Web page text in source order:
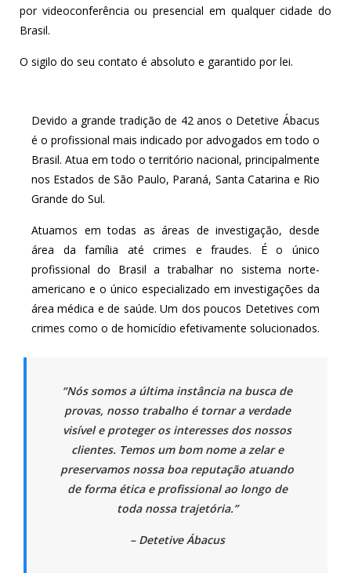
por videoconferência ou presencial em qualquer cidade do
Brasil.
O sigilo do seu contato é absoluto e garantido por lei.
Devido a grande tradição de 42 anos o Detetive Ábacus
é o profissional mais indicado por advogados em todo o
Brasil. Atua em todo o território nacional, principalmente
nos Estados de São Paulo, Paraná, Santa Catarina e Rio
Grande do Sul.
Atuamos em todas as áreas de investigação, desde
área da família até crimes e fraudes. É o único
profissional do Brasil a trabalhar no sistema norte-
americano e o único especializado em investigações da
área médica e de saúde. Um dos poucos Detetives com
crimes como o de homicídio efetivamente solucionados.
“Nós somos a última instância na busca de
provas, nosso trabalho é tornar a verdade
visível e proteger os interesses dos nossos
clientes. Temos um bom nome a zelar e
preservamos nossa boa reputação atuando
de forma ética e profissional ao longo de
toda nossa trajetória.”
–Detetive Ábacus